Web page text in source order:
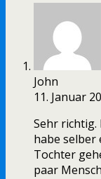
John
11. Januar
Sehr richtig.
habe selber
Tochter
paar